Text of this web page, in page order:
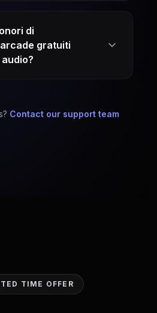
di
gratuiti
Contact our support team
TIME OFFER